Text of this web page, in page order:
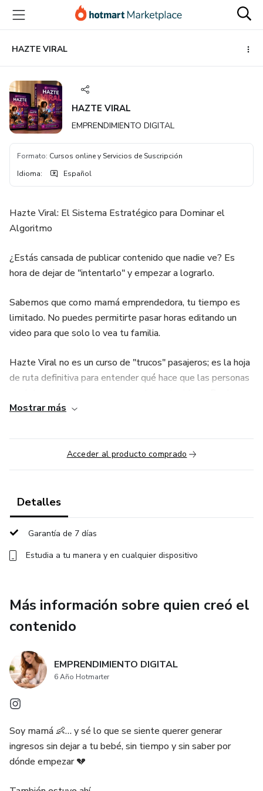
principal
página
de
página
HAZTE VIRAL
HAZTE VIRAL
EMPRENDIMIENTO DIGITAL
Formato: Cursos online y Servicios de Suscripción
Idioma: Español
Hazte Viral: El Sistema Estratégico para Dominar el
Algoritmo
¿Estás cansada de publicar contenido que nadie ve? Es
hora de dejar de "intentarlo" y empezar a lograrlo.
Sabemos que como mamá emprendedora, tu tiempo es
limitado. No puedes permitirte pasar horas editando un
video para que solo lo vea tu familia.
Hazte Viral no es un curso de "trucos" pasajeros; es la hoja
de ruta definitiva para entender qué hace que las personas
TikTok e Instagram.
¿Qué vas a lograr con este producto?
Dominio del Gancho (Hook): Aprende los primeros 3
final.
Estructura de Retención: El secreto para que el algoritmo
(o millones) de personas.
Te enseñamos a transformar esos miles de "Likes" en
seguidores fieles y, lo más importante, en clientes reales.
que se saturen y a adaptarlas a tu nicho de forma
auténtica.
Este producto es para ti si:
Sientes que el algoritmo de Instagram o TikTok te tiene
"castigada".
Mostrar más
Acceder al producto comprado
Detalles
Garantía de 7 días
Estudia a tu manera y en cualquier dispositivo
Más información sobre quien creó el
contenido
EMPRENDIMIENTO DIGITAL
6 Año Hotmarter
Soy mamá 👶… y sé lo que se siente querer generar
ingresos sin dejar a tu bebé, sin tiempo y sin saber por
dónde empezar 💔